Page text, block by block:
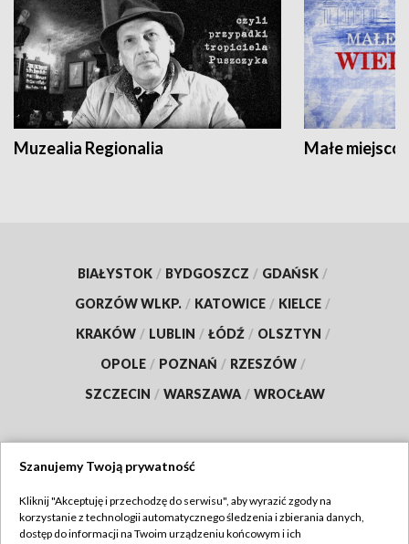
Muzealia Regionalia Małe
BIAŁYSTOK / BYDGOSZCZ / GDAŃSK /
GORZÓW WLKP. / KATOWICE / KIELCE /
KRAKÓW / LUBLIN / ŁÓDŹ / OLSZTYN /
OPOLE / POZNAŃ / RZESZÓW /
SZCZECIN / WARSZAWA / WROCŁAW
TVP
Szanujemy Twoją prywatność
Kliknij "Akceptuję i przechodzę do serwisu", aby wyrazić zgody na
korzystanie z technologii automatycznego śledzenia i zbierania danych,
dostęp do informacji na Twoim urządzeniu końcowym i ich